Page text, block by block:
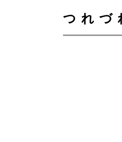
つれ